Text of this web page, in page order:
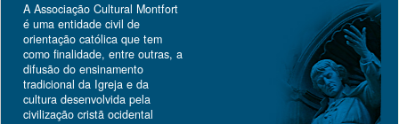
A Associação Cultural Montfort
é uma entidade civil de
orientação católica que tem
como finalidade, entre outras, a
difusão do ensinamento
tradicional da Igreja e da
cultura desenvolvida pela
civilização cristã ocidental